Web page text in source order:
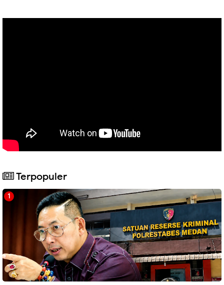
Terpopuler